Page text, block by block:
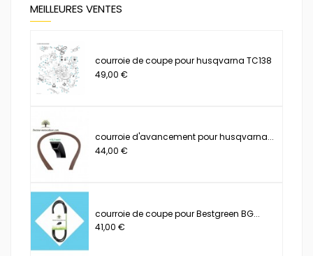
MEILLEURES VENTES
courroie de coupe pour husqvarna TC138
49,00 €
courroie d'avancement pour husqvarna...
44,00 €
courroie de coupe pour Bestgreen BG...
41,00 €